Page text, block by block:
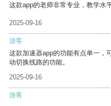
这款app的老师非常专业，教学水
2025-09-16
游客
这款加速器app的功能有点单一，
动切换线路的功能。
2025-09-16
游客